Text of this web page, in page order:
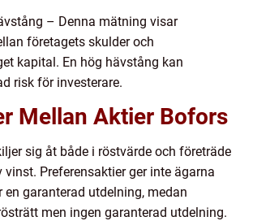
– Denna mätning visar
företagets skulder och
kapital. En hög hävstång kan
risk för investerare.
Mellan Aktier Bofors
sig åt både i röstvärde och företräde
Preferensaktier ger inte ägarna
en garanterad utdelning, medan
men ingen garanterad utdelning.